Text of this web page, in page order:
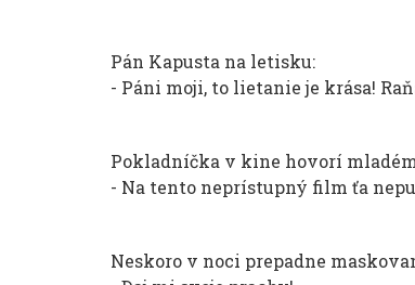
Pán Kapusta na letisku:
- Páni moji, to lietanie je krása!
Pokladníčka v kine hovorí
- Na tento neprístupný film ťa
Neskoro v noci prepadne